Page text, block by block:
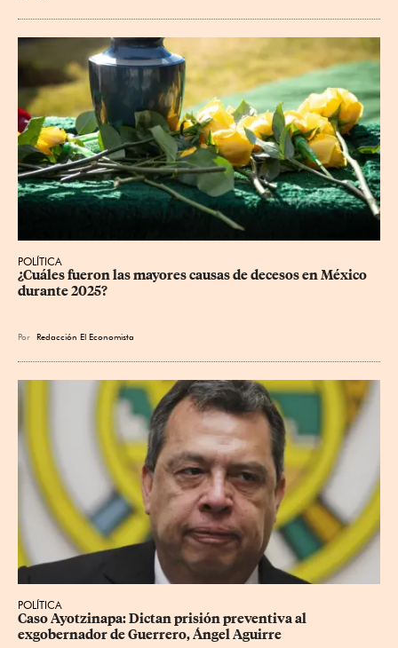
POLÍTICA
¿Cuáles fueron las mayores causas de decesos en México
durante 2025?
Por Redacción El Economista
POLÍTICA
Caso Ayotzinapa: Dictan prisión preventiva al
exgobernador de Guerrero, Ángel Aguirre